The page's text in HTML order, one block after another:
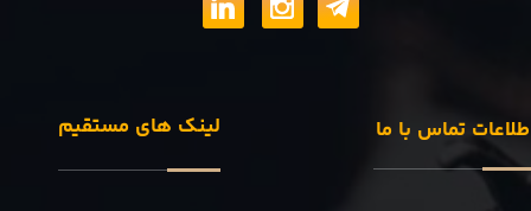
لینک های مستقیم تماس با ما